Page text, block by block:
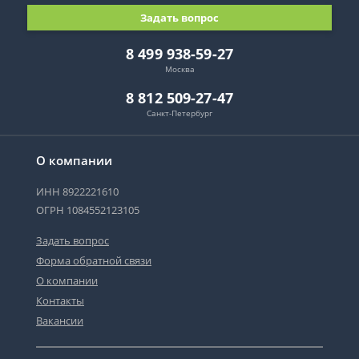
О компании
ИНН 8922221610
ОГРН 1084552123105
Задать вопрос
Форма обратной связи
О компании
Контакты
Вакансии
8 499 938-59-27
Москва
8 812 509-27-47
Санкт-Петербург
Задать вопрос